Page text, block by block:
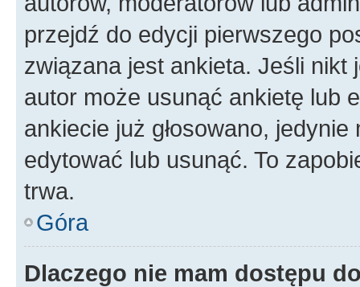
przejdź do edycji pierwszego
związana jest ankieta. Jeśli nikt
autor może usunąć ankietę lub
ankiecie już głosowano,
edytować lub usunąć. To
trwa.
Góra
Dlaczego nie mam dostępu